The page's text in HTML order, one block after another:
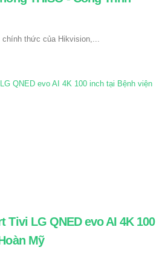
chính thức của Hikvision,...
Tivi LG QNED evo AI 4K 100
Mỹ